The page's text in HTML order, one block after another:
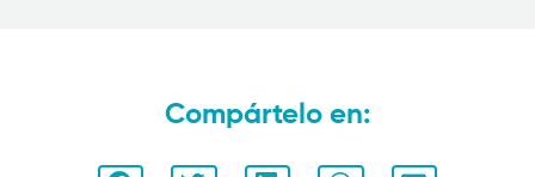
Compártelo en: